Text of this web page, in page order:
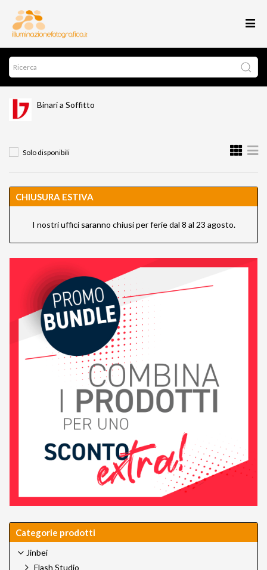
Binari a Soffitto
Solo disponibili
CHIUSURA ESTIVA
I nostri uffici saranno chiusi per ferie dal 8 al 23 agosto.
Categorie prodotti
Jinbei
Flash Studio